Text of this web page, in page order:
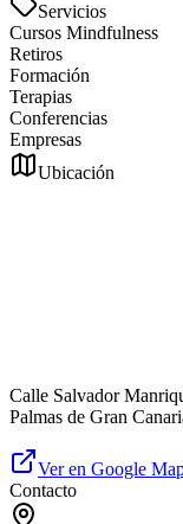
Servicios
Cursos Mindfulness
Retiros
Formación
Terapias
Conferencias
Empresas
Ubicación
Calle Salvador
Palmas de Gran
Ver en Google
Contacto